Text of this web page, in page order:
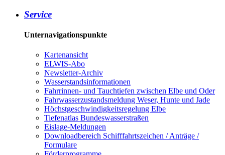
Service
Unternavigationspunkte
Kartenansicht
ELWIS-Abo
Newsletter-Archiv
Wasserstandsinformationen
Fahrrinnen- und Tauchtiefen zwischen Elbe und Oder
Fahrwasserzustandsmeldung Weser, Hunte und Jade
Höchstgeschwindigkeitsregelung Elbe
Tiefenatlas Bundeswasserstraßen
Eislage-Meldungen
Downloadbereich Schifffahrtszeichen / Anträge /
Formulare